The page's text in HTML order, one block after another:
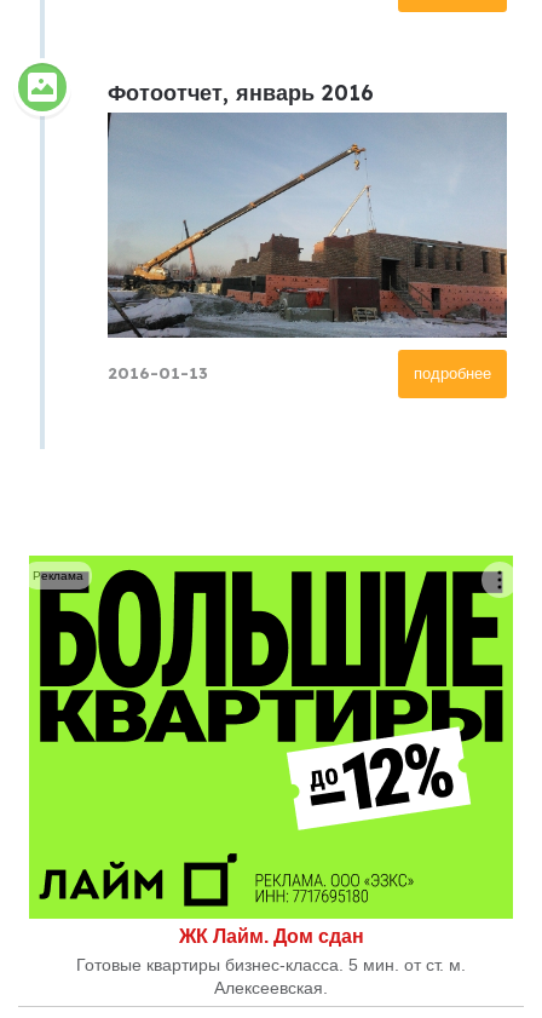
Фотоотчет, январь 2016
подробнее
2016-01-13
ЖК Лайм. Дом сдан
Готовые квартиры бизнес-класса. 5 мин. от ст. м.
Алексеевская.
Реклама